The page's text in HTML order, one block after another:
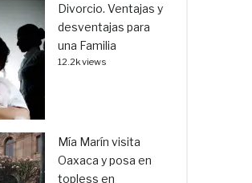
Divorcio. Ventajas y
desventajas para
una Familia
12.2k views
Mía Marín visita
Oaxaca y posa en
topless en